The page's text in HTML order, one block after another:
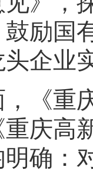
励国
企业
重庆
庆高
确：